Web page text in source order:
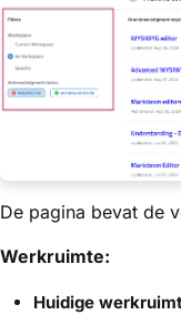
De pagina bevat de
Werkruimte:
Huidige